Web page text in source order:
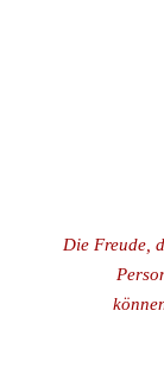
Die Freude,